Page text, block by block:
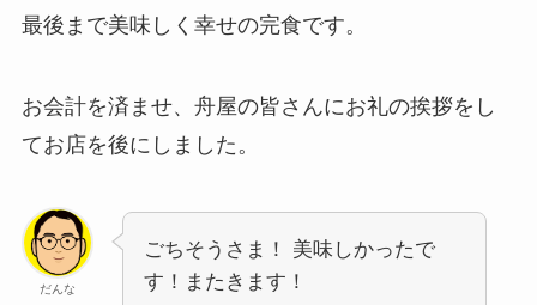
最後まで美味しく幸せの完食です。
お会計を済ませ、舟屋の皆さんにお礼の挨拶をし
てお店を後にしました。
だんな
ごちそうさま！ 美味しかったで
す！またきます！